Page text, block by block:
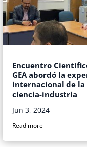
Encuentro
GEA abordó la
internacional de
ciencia-industria
Jun 3, 2024
Read more